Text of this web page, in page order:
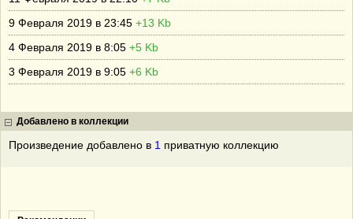
9 Февраля 2019 в 23:45 +13 Kb
4 Февраля 2019 в 8:05 +5 Kb
3 Февраля 2019 в 9:05 +6 Kb
Добавлено в коллекции
Произведение добавлено в 1 приватную коллекцию